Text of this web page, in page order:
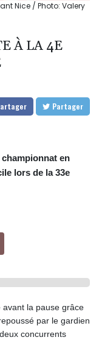
Nice / Photo: Valery
À LA 4E
Partager
en
lors de la 33e
la pause grâce
par le gardien
concurrents